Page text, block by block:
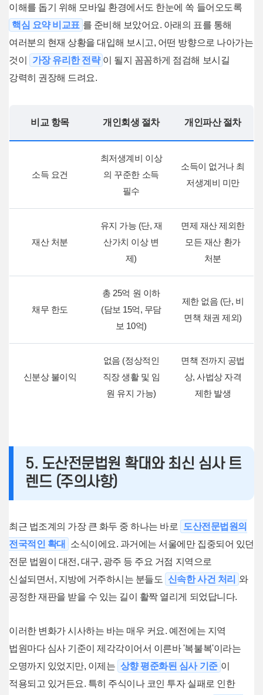
이해를 돕기 위해 모바일 환경에서도 한눈에 쏙 들어오도록
핵심 요약 비교표 를 준비해 보았어요. 아래의 표를 통해
여러분의 현재 상황을 대입해 보시고, 어떤 방향으로 나아가는
것이
가장 유리한 전략 이 될지 꼼꼼하게 점검해 보시길
강력히 권장해 드려요.
비교 항목 개인회생 절차 개인파산 절차
소득 요건
최저생계비 이상
의 꾸준한 소득
필수
소득이 없거나 최
저생계비 미만
재산 처분
유지 가능 (단, 재
산가치 이상 변
제)
면제 재산 제외한
모든 재산 환가
처분
채무 한도
총 25억 원 이하
(담보 15억, 무담
보 10억)
제한 없음 (단, 비
면책 채권 제외)
신분상 불이익
없음 (정상적인
직장 생활 및 임
원 유지 가능)
면책 전까지 공법
상, 사법상 자격
제한 발생
5. 도산전문법원 확대와 최신 심사 트
렌드 (주의사항)
최근 법조계의 가장 큰 화두 중 하나는 바로
도산전문법원의
전국적인 확대
소식이에요. 과거에는 서울에만 집중되어 있던
전문 법원이 대전, 대구, 광주 등 주요 거점 지역으로
신설되면서, 지방에 거주하시는 분들도 신속한 사건 처리
와
공정한 재판을 받을 수 있는 길이 활짝 열리게 되었답니다.
이러한 변화가 시사하는 바는 매우 커요. 예전에는 지역
법원마다 심사 기준이 제각각이어서 이른바 '복불복'이라는
오명까지 있었지만, 이제는 상향 평준화된 심사 기준 이
적용되고 있거든요. 특히 주식이나 코인 투자 실패로 인한